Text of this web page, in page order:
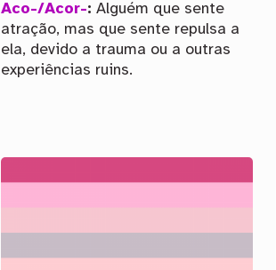
Aco-/Acor-: Alguém que sente
atração, mas que sente repulsa a
ela, devido a trauma ou a outras
experiências ruins.